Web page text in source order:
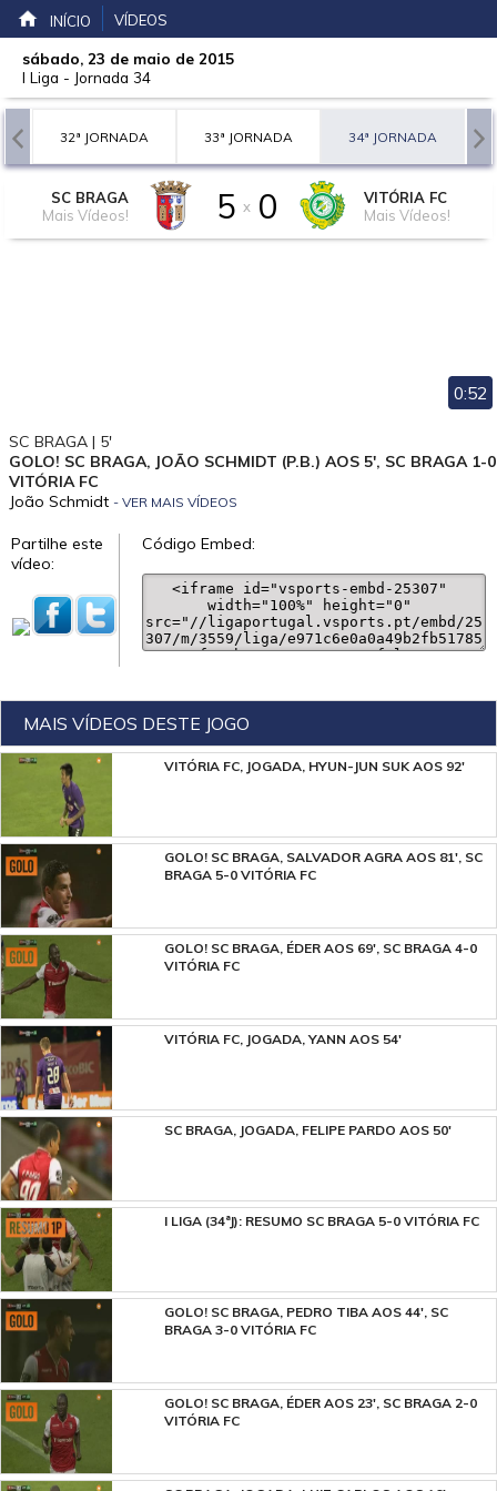
INÍCIO VÍDEOS
sábado, 23 de maio de 2015
I Liga - Jornada 34
32ª JORNADA 33ª JORNADA 34ª JORNADA
SC BRAGA
Mais Vídeos!
5 x 0
VITÓRIA FC
Mais Vídeos!
0:52
SC BRAGA | 5'
GOLO! SC BRAGA, JOÃO SCHMIDT (P.B.) AOS 5', SC BRAGA 1-0
VITÓRIA FC
João Schmidt - VER MAIS VÍDEOS
Partilhe este
vídeo:
Código Embed:
MAIS VÍDEOS DESTE JOGO
VITÓRIA FC, JOGADA, HYUN-JUN SUK AOS 92'
GOLO! SC BRAGA, SALVADOR AGRA AOS 81', SC
BRAGA 5-0 VITÓRIA FC
GOLO! SC BRAGA, ÉDER AOS 69', SC BRAGA 4-0
VITÓRIA FC
VITÓRIA FC, JOGADA, YANN AOS 54'
SC BRAGA, JOGADA, FELIPE PARDO AOS 50'
I LIGA (34ªJ): RESUMO SC BRAGA 5-0 VITÓRIA FC
GOLO! SC BRAGA, PEDRO TIBA AOS 44', SC
BRAGA 3-0 VITÓRIA FC
GOLO! SC BRAGA, ÉDER AOS 23', SC BRAGA 2-0
VITÓRIA FC